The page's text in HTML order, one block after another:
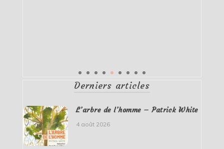
Derniers articles
L’arbre de l’homme – Patrick White
4 août 2026